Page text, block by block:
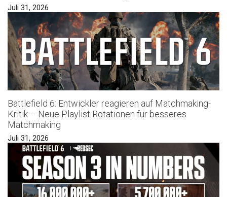
Juli 31, 2026
Battlefield 6: Entwickler reagieren auf Matchmaking-
Kritik – Neue Playlist Rotationen für besseres
Matchmaking
Juli 31, 2026